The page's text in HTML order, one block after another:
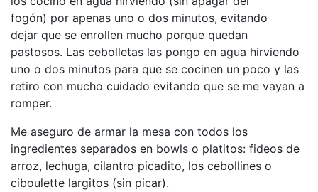
fogón) por apenas uno o dos minutos, evitando
dejar que se enrollen mucho porque quedan
pastosos. Las cebolletas las pongo en agua hirviendo
uno o dos minutos para que se cocinen un poco y las
retiro con mucho cuidado evitando que se me vayan a
romper.
Me aseguro de armar la mesa con todos los
ingredientes separados en bowls o platitos: fideos de
arroz, lechuga, cilantro picadito, los cebollines o
ciboulette largitos (sin picar).